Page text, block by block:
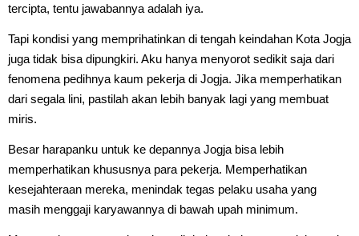
tercipta, tentu jawabannya adalah iya.
Tapi kondisi yang memprihatinkan di tengah keindahan Kota Jogja
juga tidak bisa dipungkiri. Aku hanya menyorot sedikit saja dari
fenomena pedihnya kaum pekerja di Jogja. Jika memperhatikan
dari segala lini, pastilah akan lebih banyak lagi yang membuat
miris.
Besar harapanku untuk ke depannya Jogja bisa lebih
memperhatikan khususnya para pekerja. Memperhatikan
kesejahteraan mereka, menindak tegas pelaku usaha yang
masih menggaji karyawannya di bawah upah minimum.